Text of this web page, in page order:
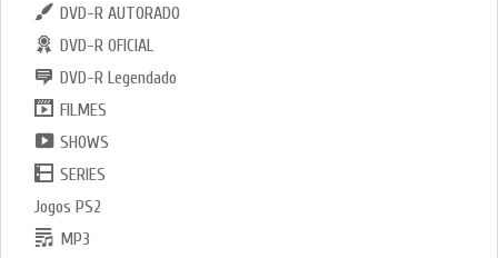
DVD-R AUTORADO
DVD-R OFICIAL
DVD-R Legendado
FILMES
SHOWS
SERIES
Jogos PS2
MP3